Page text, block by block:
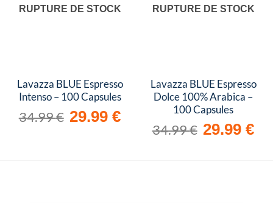
RUPTURE DE STOCK
Lavazza BLUE Espresso
Intenso – 100 Capsules
34.99€
Le
prix
29.99€Le
prix
RUPTURE DE STOCK
Lavazza BLUE Espresso
Dolce 100% Arabica –
100 Capsules
34.99€
Le
prix
29.99€Le
prix